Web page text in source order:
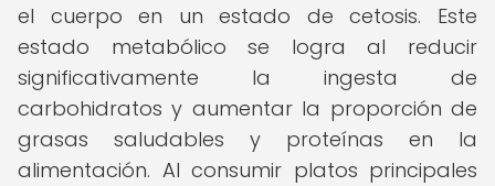
el cuerpo en un estado de cetosis. Este
estado metabólico se logra al reducir
significativamente la ingesta de
carbohidratos y aumentar la proporción de
grasas saludables y proteínas en la
alimentación. Al consumir platos principales